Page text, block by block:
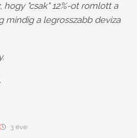
"csak" 12%-ot romlott a
mindig a legrosszabb deviza
3 éve